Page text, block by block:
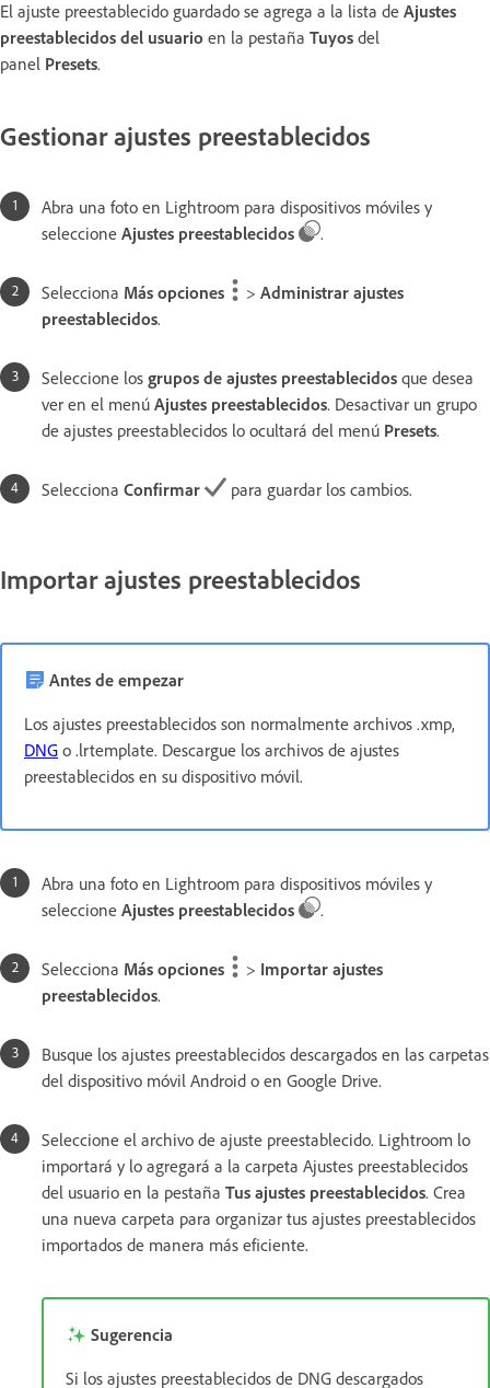
El ajuste preestablecido guardado se agrega a la lista de Ajustes
preestablecidos del usuario en la pestaña Tuyos del
panel Presets.
Gestionar ajustes preestablecidos
Abra una foto en Lightroom para dispositivos móviles y
seleccione Ajustes preestablecidos .
Selecciona Más opciones > Administrar ajustes
preestablecidos.
Seleccione los grupos de ajustes preestablecidos que desea
ver en el menú Ajustes preestablecidos. Desactivar un grupo
de ajustes preestablecidos lo ocultará del menú Presets.
Selecciona Confirmar para guardar los cambios.
Importar ajustes preestablecidos
Antes de empezar
Los ajustes preestablecidos son normalmente archivos .xmp,
DNG o .lrtemplate. Descargue los archivos de ajustes
preestablecidos en su dispositivo móvil.
Abra una foto en Lightroom para dispositivos móviles y
seleccione Ajustes preestablecidos .
Selecciona Más opciones > Importar ajustes
preestablecidos.
Busque los ajustes preestablecidos descargados en las carpetas
del dispositivo móvil Android o en Google Drive.
Seleccione el archivo de ajuste preestablecido. Lightroom lo
importará y lo agregará a la carpeta Ajustes preestablecidos
del usuario en la pestaña Tus ajustes preestablecidos. Crea
una nueva carpeta para organizar tus ajustes preestablecidos
importados de manera más eficiente.
Sugerencia
Si los ajustes preestablecidos de DNG descargados